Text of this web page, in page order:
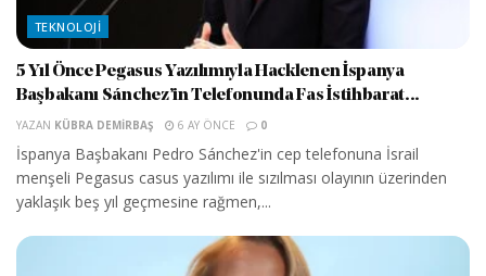
TEKNOLOJI
5 Yıl Önce Pegasus Yazılımıyla Hacklenen İspanya
Başbakanı Sánchez’in Telefonunda Fas İstihbarat...
YAZAN KÜBRA DEMIRBAŞ 6 AY ÖNCE 0
İspanya Başbakanı Pedro Sánchez'in cep telefonuna İsrail
menşeli Pegasus casus yazılımı ile sızılması olayının üzerinden
yaklaşık beş yıl geçmesine rağmen,...